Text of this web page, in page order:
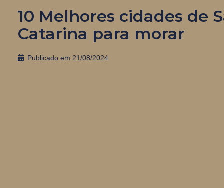
10 Melhores cidades de
Catarina para morar
Publicado em 21/08/2024